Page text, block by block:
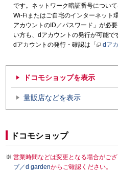
です。ネットワーク暗証番号につい
Wi-Fiまたはご自宅のインターネット
アカウントのID／パスワード」が必
い方も、dアカウントの発行が可能で
dアカウントの発行・確認は「
dア
ドコモショップを表示
量販店などを表示
ドコモショップ
営業時間などは変更となる場合がご
プ／d gardenからご確認ください。